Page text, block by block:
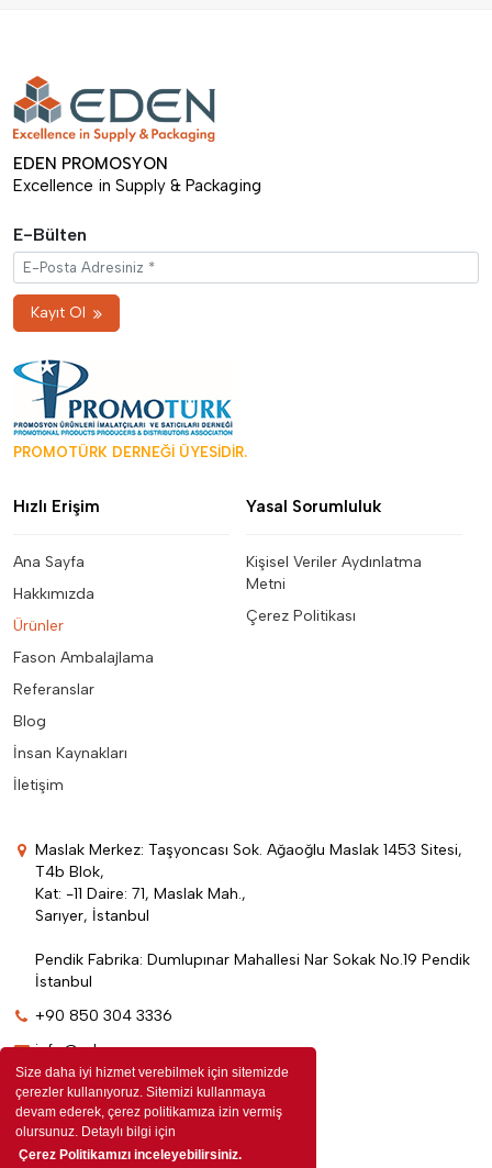
Size daha iyi hizmet verebilmek için sitemizde
çerezler kullanıyoruz. Sitemizi kullanmaya
devam ederek, çerez politikamıza izin vermiş
olursunuz. Detaylı bilgi için
Çerez Politikamızı inceleyebilirsiniz.
EDEN PROMOSYON
Excellence in Supply & Packaging
E-Bülten
Kayıt Ol
PROMOTÜRK DERNEĞİ ÜYESİDİR.
Hızlı Erişim
Ana Sayfa
Hakkımızda
Ürünler
Fason Ambalajlama
Referanslar
Blog
İnsan Kaynakları
İletişim
Yasal Sorumluluk
Kişisel Veriler Aydınlatma
Metni
Çerez Politikası
Maslak Merkez: Taşyoncası Sok. Ağaoğlu Maslak 1453 Sitesi,
T4b Blok,
Kat: -11 Daire: 71, Maslak Mah.,
Sarıyer, İstanbul
Pendik Fabrika: Dumlupınar Mahallesi Nar Sokak No.19 Pendik
İstanbul
+90 850 304 3336
info@edenpromosyon.com